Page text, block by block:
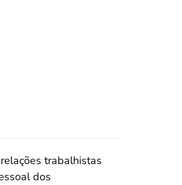
trabalhistas
dos